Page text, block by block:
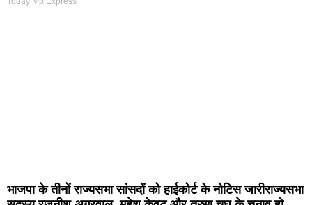
भाजपा के तीनों राज्यसभा सांसदों को हाईकोर्ट के नोटिस जारीराज्यसभा